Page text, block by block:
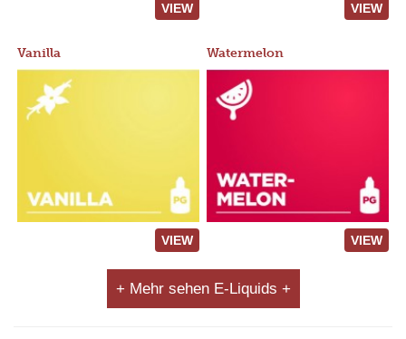
VIEW VIEW
Vanilla
VIEW
Watermelon
VIEW
+ Mehr sehen E-Liquids +